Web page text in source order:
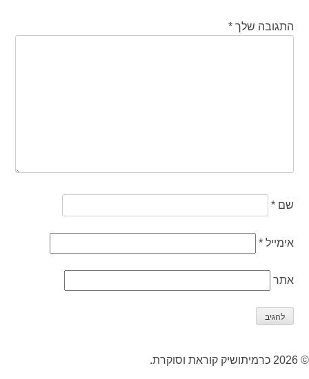
התגובה שלך*
שם*
אימייל*
אתר
© 2026 כרמיתושיק קוראת וסוקרת.